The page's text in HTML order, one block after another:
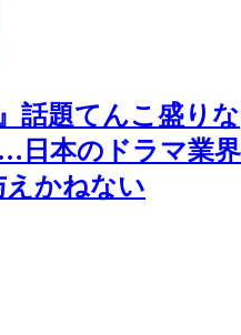
話題てんこ盛りな
日本のドラマ業界
えかねない